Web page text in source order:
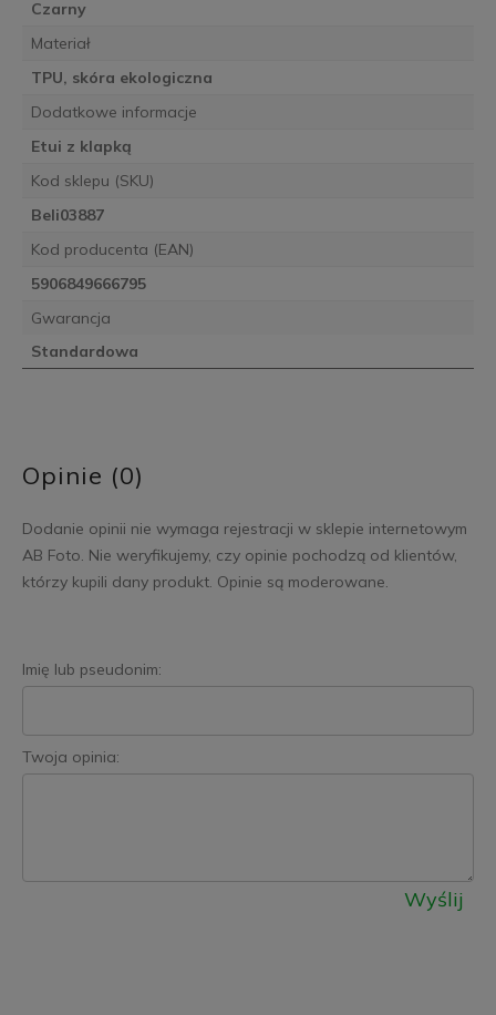
Czarny
Materiał
TPU, skóra ekologiczna
Dodatkowe informacje
Etui z klapką
Kod sklepu (SKU)
Beli03887
Kod producenta (EAN)
5906849666795
Gwarancja
Standardowa
Opinie (0)
Dodanie opinii nie wymaga rejestracji w sklepie internetowym
AB Foto. Nie weryfikujemy, czy opinie pochodzą od klientów,
którzy kupili dany produkt. Opinie są moderowane.
Imię lub pseudonim:
Twoja opinia:
Wyślij